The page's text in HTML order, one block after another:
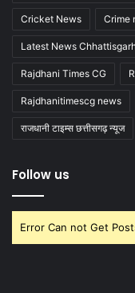
Cricket News Crime
Latest News
Rajdhani Times CG
Rajdhanitimescg news
राजधानी टाइम्स छत्तीसगढ़ न्यूज
Follow us
Error Can not Get